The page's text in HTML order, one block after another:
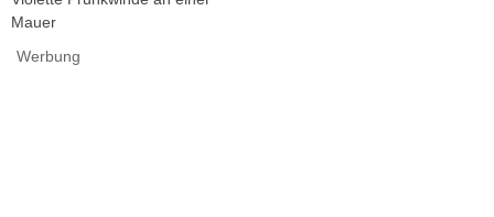
Mauer
Werbung